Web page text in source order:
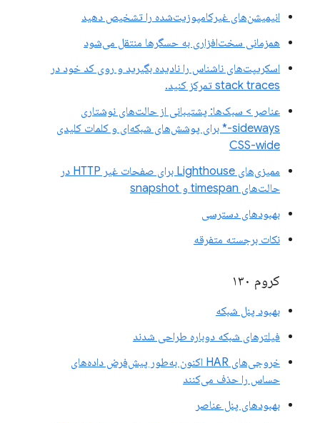
انیمیشن‌های غیرکامپوزیت‌شده را تشخیص دهید
همزمانی سخت‌افزاری به حسگرها منتقل می‌شود
اسکریپت‌های ناشناس را نادیده بگیرید و روی کد خود در
stack traces تمرکز کنید.
عناصر > سبک‌ها: پشتیبانی از حالت‌های نوشتاری
sideways-* برای پوشش‌های شبکه‌ای و کلمات کلیدی
CSS-wide
ممیزی‌های Lighthouse برای صفحات غیر HTTP در
حالت‌های timespan و snapshot
بهبودهای دسترسی
نکات برجسته متفرقه
کروم ۱۳۰
بهبود پنل شبکه
فیلترهای شبکه دوباره طراحی شدند
خروجی‌های HAR اکنون به‌طور پیش‌فرض داده‌های
حساس را حذف می‌کنند
بهبودهای پنل عناصر